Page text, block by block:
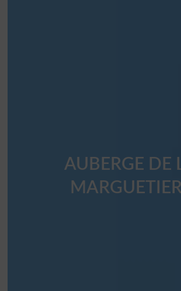
AUBERGE DE